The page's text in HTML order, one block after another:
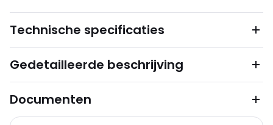
Technische specificaties
Gedetailleerde beschrijving
Documenten